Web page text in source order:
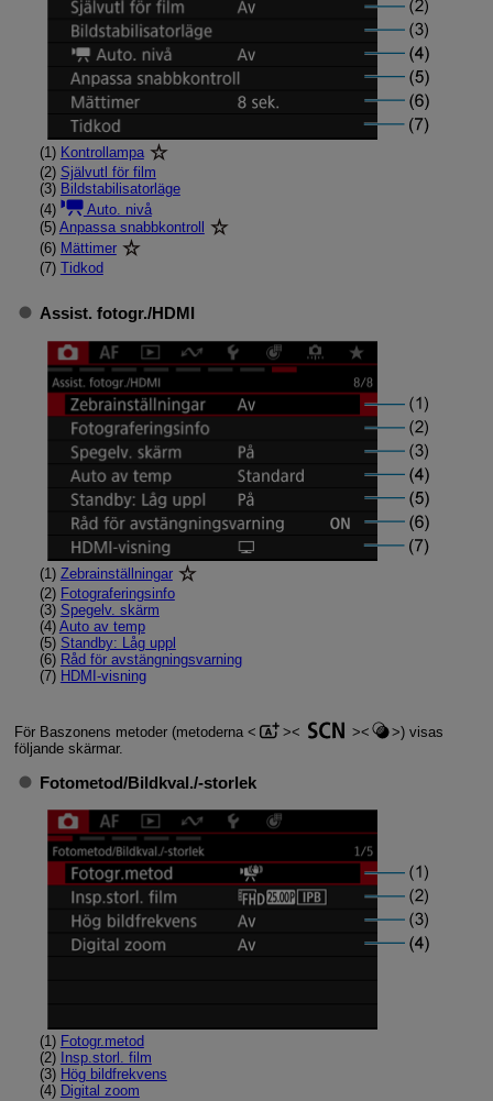
(1) Kontrollampa
(2) Självutl för film
(3) Bildstabilisatorläge
(4)
Auto. nivå
(5) Anpassa snabbkontroll
(6) Mättimer
(7) Tidkod
Assist. fotogr./HDMI
(1) Zebrainställningar
(2) Fotograferingsinfo
(3) Spegelv. skärm
(4) Auto av temp
(5) Standby: Låg uppl
(6) Råd för avstängningsvarning
(7) HDMI-visning
För Baszonens metoder (metoderna
) visas
följande skärmar.
Fotometod/Bildkval./-storlek
(1) Fotogr.metod
(2)
Insp.storl. film
(3) Hög bildfrekvens
(4) Digital zoom